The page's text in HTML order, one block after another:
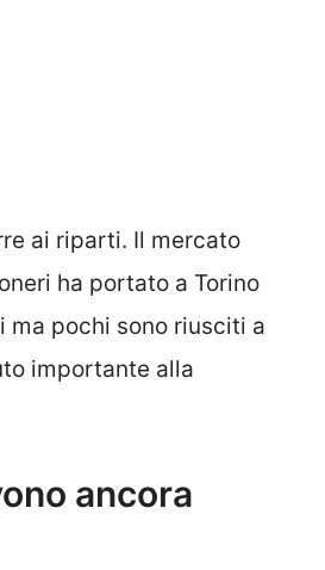
ai riparti. Il mercato
ha portato a Torino
ma pochi sono riusciti a
importante alla
ancora